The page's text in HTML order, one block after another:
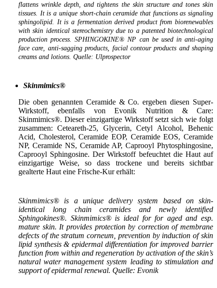
flattens wrinkle depth, and tightens the skin structure and tones skin
tissues. It is a unique short-chain ceramide that functions as signaling
sphingolipid. It is a fermentation derived product from biorenewables
with skin identical stereochemistry due to a patented biotechnological
production process. SPHINGOKINE® NP can be used in anti-aging
face care, anti-sagging products, facial contour products and shaping
creams and lotions. Quelle: Ulprospector
Skinmimics®
Die oben genannten Ceramide & Co. ergeben diesen Super-
Wirkstoff, ebenfalls von Evonik Nutrition & Care:
Skinmimics®. Dieser einzigartige Wirkstoff setzt sich wie folgt
zusammen: Ceteareth-25, Glycerin, Cetyl Alcohol, Behenic
Acid, Cholesterol, Ceramide EOP, Ceramide EOS, Ceramide
NP, Ceramide NS, Ceramide AP, Caprooyl Phytosphingosine,
Caprooyl Sphingosine. Der Wirkstoff befeuchtet die Haut auf
einzigartige Weise, so dass trockene und bereits sichtbar
gealterte Haut eine Frische-Kur erhält:
Skinmimics® is a unique delivery system based on skin-
identical long chain ceramides and newly identified
Sphingokines®. Skinmimics® is ideal for for aged and esp.
mature skin. It provides protection by correction of membrane
defects of the stratum corneum, prevention by induction of skin
lipid synthesis & epidermal differentiation for improved barrier
function from within and regeneration by activation of the skin’s
natural water management system leading to stimulation and
support of epidermal renewal. Quelle: Evonik